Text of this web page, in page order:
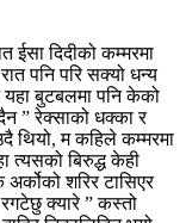
दिदीको कम्मरमा
पनि परि सक्यो धन्य
बुटबलमा पनि केको
” रेक्साको धक्का र
थियो, म कहिले कम्मरमा
त्यसको बिरुद्ध केही
शरिर टासिएर
क्यारे ” कस्तो